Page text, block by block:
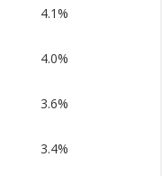
4.1%
4.0%
3.6%
3.4%